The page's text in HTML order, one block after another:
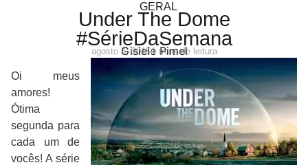
GERAL
Under The Dome
#SérieDaSemana
Gisiele Pimel
agosto 3, 20151 mins de leitura
Oi meus
amores!
Ótima
segunda para
cada um de
vocês! A série